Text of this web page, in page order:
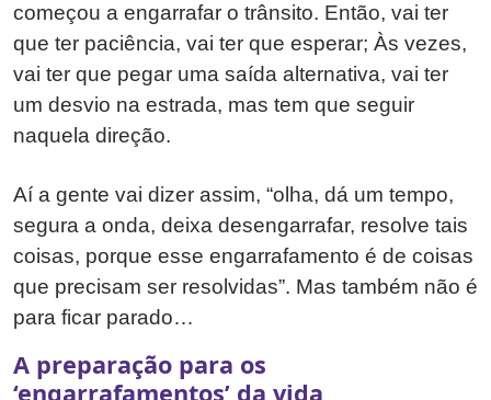
começou a engarrafar o trânsito. Então, vai ter
que ter paciência, vai ter que esperar; Às vezes,
vai ter que pegar uma saída alternativa, vai ter
um desvio na estrada, mas tem que seguir
naquela direção.
Aí a gente vai dizer assim, “olha, dá um tempo,
segura a onda, deixa desengarrafar, resolve tais
coisas, porque esse engarrafamento é de coisas
que precisam ser resolvidas”. Mas também não é
para ficar parado…
A preparação para os
‘engarrafamentos’ da vida